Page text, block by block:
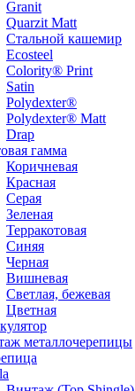
Granit
Quarzit Matt
Стальной кашемир
Ecosteel
Colority® Print
Satin
Polydexter®
Polydexter® Matt
Drap
гамма
Коричневая
Красная
Серая
Зеленая
Терракотовая
Синяя
Черная
Вишневая
Светлая, бежевая
Цветная
металлочерепицы